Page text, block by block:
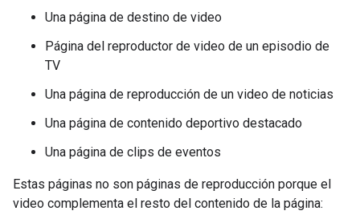
Una página de destino de video
Página del reproductor de video de un episodio de
TV
Una página de reproducción de un video de noticias
Una página de contenido deportivo destacado
Una página de clips de eventos
Estas páginas no son páginas de reproducción porque el
video complementa el resto del contenido de la página: